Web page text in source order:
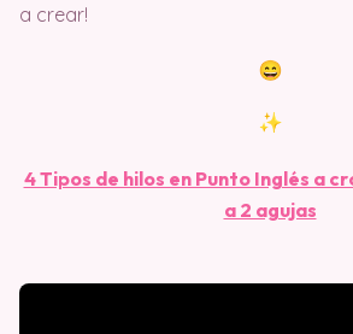
a crear!
4 Tipos de hilos en Punto Inglés a
a 2 agujas